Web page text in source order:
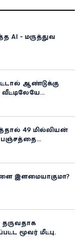
AI - மருத்துவ
ஆண்டுக்கு
வீட்டிலேயே
49 மில்லியன்
பஞ்சத்தை
இளமையாகுமா?
மூவர் மீட்பு: